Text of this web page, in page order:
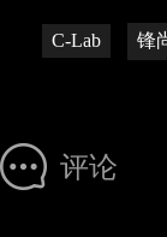
C-Lab 锋
评论